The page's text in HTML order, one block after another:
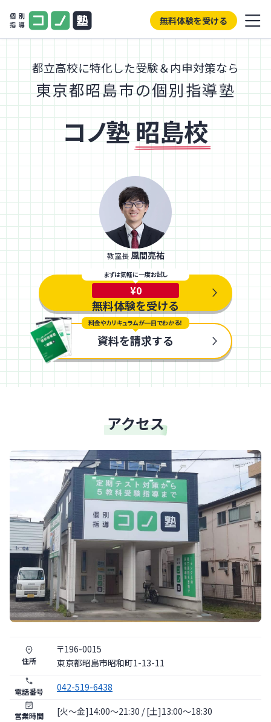
無料体験を受ける
東京都昭島市の個別指導塾
コノ塾昭島校
都立高校に特化した受験＆内申対策なら
まずは気軽に一度お試し
¥0
無料体験を受ける
料金やカリキュラムが一目でわかる！
資料を請求する
教室長風間亮祐
アクセス
住所
〒196-0015
東京都昭島市昭和町1-13-11
電話番号 042-519-6438
営業時間 [火〜金]14:00～21:30 / [土]13:00～18:30